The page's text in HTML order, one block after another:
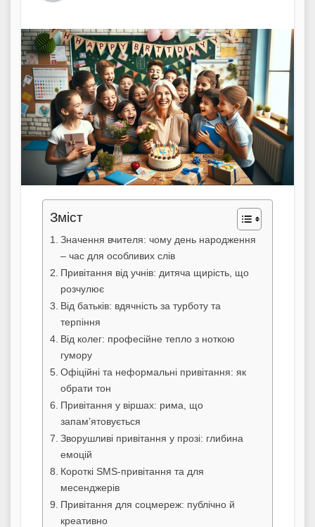
Зміст
Значення вчителя: чому день народження
– час для особливих слів
Привітання від учнів: дитяча щирість, що
розчулює
Від батьків: вдячність за турботу та
терпіння
Від колег: професійне тепло з ноткою
гумору
Офіційні та неформальні привітання: як
обрати тон
Привітання у віршах: рима, що
запам’ятовується
Зворушливі привітання у прозі: глибина
емоцій
Короткі SMS-привітання та для
месенджерів
Привітання для соцмереж: публічно й
креативно